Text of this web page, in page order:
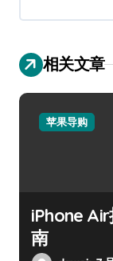
相关文章
苹果导购
iPhone
南